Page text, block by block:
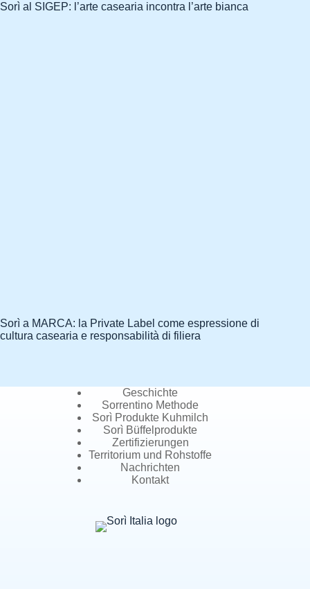
Sorì al SIGEP: l’arte casearia incontra l’arte bianca
Sorì a MARCA: la Private Label come espressione di
cultura casearia e responsabilità di filiera
Geschichte
Sorrentino Methode
Sorì Produkte Kuhmilch
Sorì Büffelprodukte
Zertifizierungen
Territorium und Rohstoffe
Nachrichten
Kontakt